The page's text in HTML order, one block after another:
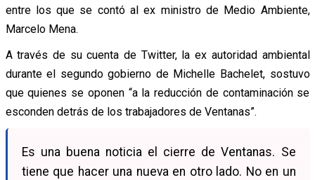
entre los que se contó al ex ministro de Medio Ambiente,
Marcelo Mena.
A través de su cuenta de Twitter, la ex autoridad ambiental
durante el segundo gobierno de Michelle Bachelet, sostuvo
que quienes se oponen “a la reducción de contaminación se
esconden detrás de los trabajadores de Ventanas”.
Es una buena noticia el cierre de Ventanas. Se
tiene que hacer una nueva en otro lado. No en un